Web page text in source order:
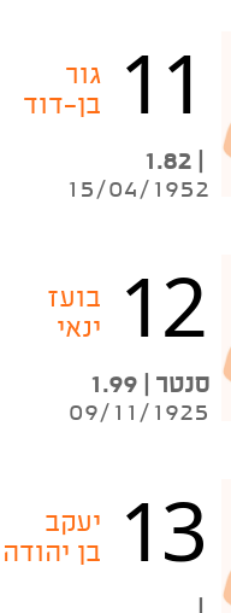
11
גור
בן-דוד
| 1.82
15/04/1952
12
בועז
ינאי
סנטר | 1.99
09/11/1925
13
יעקב
בן יהודה